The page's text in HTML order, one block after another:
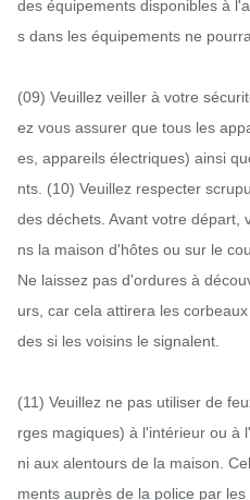
des équipements disponibles à
s dans les équipements ne
(09) Veuillez veiller à votre
ez vous assurer que tous les
es, appareils électriques) ainsi
nts. (10) Veuillez respecter
des déchets. Avant votre départ,
ns la maison d'hôtes ou sur le
Ne laissez pas d'ordures à
urs, car cela attirera les
des si les voisins le signalent.
(11) Veuillez ne pas utiliser de
rges magiques) à l'intérieur ou à
ni aux alentours de la maison.
ments auprès de la police par les